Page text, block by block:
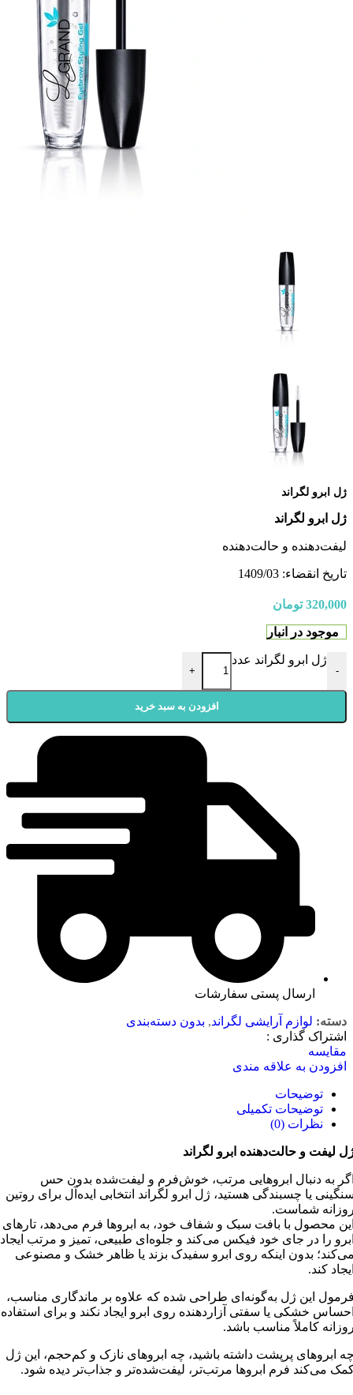
ژل ابرو لگراند
ژل ابرو لگراند
لیفت‌دهنده و حالت‌دهنده
تاریخ انقضاء: 1409/03
320,000 تومان
موجود در انبار
-
ژل ابرو لگراند عدد
+
افزودن به سبد خرید
ارسال پستی سفارشات
دسته: لوازم آرایشی لگراند, بدون دسته‌بندی
اشتراک گذاری :
مقایسه
افزودن به علاقه مندی
توضیحات
توضیحات تکمیلی
نظرات (0)
لیفت و حالت‌دهنده ابرو لگراند
به دنبال ابروهایی مرتب، خوش‌فرم و لیفت‌شده بدون حس
یا چسبندگی هستید، ژل ابرو لگراند انتخابی ایده‌آل برای روتین
شماست.
محصول با بافت سبک و شفاف خود، به ابروها فرم می‌دهد، تارهای
را در جای خود فیکس می‌کند و جلوه‌ای طبیعی، تمیز و مرتب ایجاد
بدون اینکه روی ابرو سفیدک بزند یا ظاهر خشک و مصنوعی
کند.
این ژل به‌گونه‌ای طراحی شده که علاوه بر ماندگاری مناسب،
خشکی یا سفتی آزاردهنده روی ابرو ایجاد نکند و برای استفاده
کاملاً مناسب باشد.
ابروهای پرپشت داشته باشید، چه ابروهای نازک و کم‌حجم، این ژل
می‌کند فرم ابروها مرتب‌تر، لیفت‌شده‌تر و جذاب‌تر دیده شود.